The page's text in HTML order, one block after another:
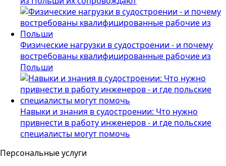
Физические нагрузки в судостроении - и почему
востребованы квалифицированные рабочие из
Польши
Навыки и знания в судостроении: Что нужно
привнести в работу инженеров - и где польские
специалисты могут помочь
Персональные услуги